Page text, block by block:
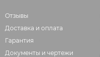
Отзывы
Доставка и оплата
Гарантия
Документы и чертежи